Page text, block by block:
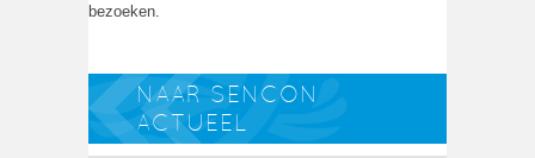
bezoeken.
NAAR SENCON
ACTUEEL